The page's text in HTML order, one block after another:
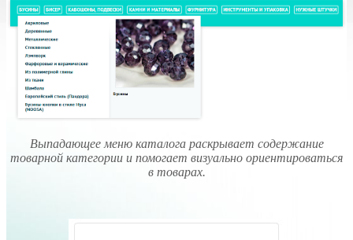
Выпадающее меню каталога раскрывает содержание
товарной категории и помогает визуально ориентироваться
в товарах.